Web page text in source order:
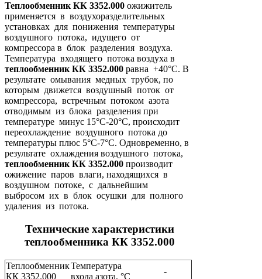
Теплообменник КК 3352.000 ожижитель
применяется в воздухоразделительных
установках для понижения температуры
воздушного потока, идущего от
компрессора в блок разделения воздуха.
Температура входящего потока воздуха в
теплообменник КК 3352.000 равна +40°C. В
результате омывания медных трубок, по
которым движется воздушный поток от
компрессора, встречным потоком азота
отводимым из блока разделения при
температуре минус 15°C-20°C, происходит
переохлаждение воздушного потока до
температуры плюс 5°C-7°C. Одновременно, в
результате охлаждения воздушного потока,
теплообменник КК 3352.000 производит
ожижение паров влаги, находящихся в
воздушном потоке, с дальнейшим
выбросом их в блок осушки для полного
удаления из потока.
Технические характеристики
теплообменника КК 3352.000
Теплообменник
КК 3352.000
Температура
входа азота, °C
-